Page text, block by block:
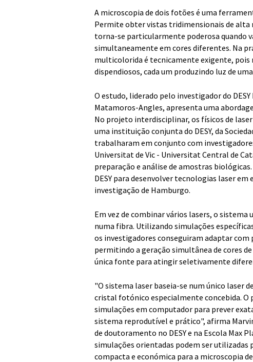
A microscopia de dois fotões é uma
Permite obter vistas tridimensionais de alta
torna-se particularmente poderosa quando
simultaneamente em cores diferentes. Na
multicolorida é tecnicamente exigente,
dispendiosos, cada um produzindo luz de
O estudo, liderado pelo investigador do
Matamoros-Angles, apresenta uma
No projeto interdisciplinar, os físicos de
uma instituição conjunta do DESY, da
trabalharam em conjunto com
Universitat de Vic - Universitat Central de
preparação e análise de amostras
DESY para desenvolver tecnologias laser
investigação de Hamburgo.
Em vez de combinar vários lasers, o
numa fibra. Utilizando simulações
os investigadores conseguiram adaptar com
permitindo a geração simultânea de cores
única fonte para atingir seletivamente
"O sistema laser baseia-se num único laser
cristal fotónico especialmente concebida.
simulações em computador para prever
sistema reprodutível e prático", afirma
de doutoramento no DESY e na Escola Max
simulações orientadas podem ser utilizadas
compacta e económica para a microscopia